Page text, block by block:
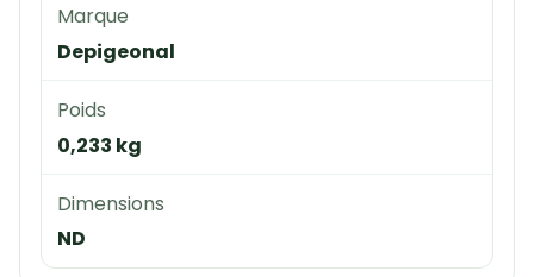
Marque
Depigeonal
Poids
0,233 kg
Dimensions
ND